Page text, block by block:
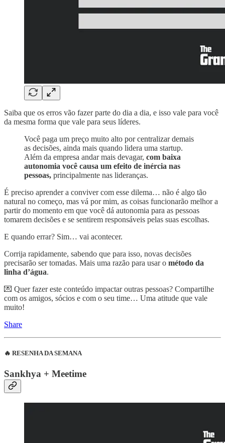
Saiba que os erros vão fazer parte do dia a dia, e isso vale para você
da mesma forma que vale para seus líderes.
Você paga um preço muito alto por centralizar demais
as decisões, ainda mais quando lidera uma startup.
Além da empresa andar mais devagar, com baixa
autonomia você causa um efeito de inércia nas
pessoas, principalmente nas lideranças.
É preciso aprender a conviver com esse dilema… não é algo tão
natural no começo, mas vá por mim, as coisas funcionarão melhor a
partir do momento em que você dá autonomia para as pessoas
tomarem decisões e se sentirem responsáveis pelas suas escolhas.
E quando errar? Sim… vai acontecer.
Corrija rapidamente, sabendo que para isso, novas decisões
precisarão ser tomadas. Mais uma razão para usar o método da
linha d’água.
💌 Quer fazer este conteúdo impactar outras pessoas? Compartilhe
com os amigos, sócios e com o seu time… Uma atitude que vale
muito!
Share
🔥 RESENHA DA SEMANA
Sankhya + Meetime